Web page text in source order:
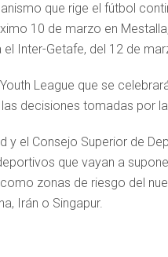
que rige el fútbol
10 de marzo en
Inter-Getafe, del 12 de
League que se
decisiones tomadas por
y el Consejo Superior de
que vayan a
zonas de riesgo del
Irán o Singapur.